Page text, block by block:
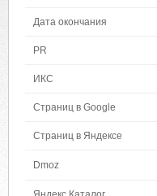
Дата окончания
PR
ИКС
Страниц в Google
Страниц в Яндексе
Dmoz